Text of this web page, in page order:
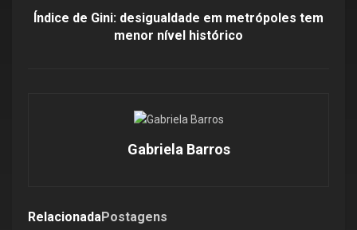
Índice de Gini: desigualdade em metrópoles tem
menor nível histórico
Gabriela Barros
RelacionadaPostagens